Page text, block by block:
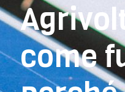
come